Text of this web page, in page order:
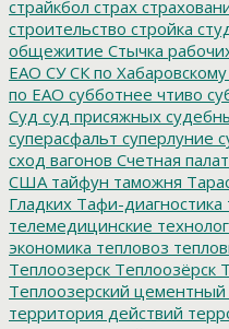
страйкбол страх
строительство стройка
общежитие Стычка
ЕАО СУ СК по
по ЕАО субботнее чтиво
Суд суд присяжных
суперасфальт суперлуние
сход вагонов Счетная
США тайфун таможня
Гладких Тафи-диагностика
телемедицинские
экономика тепловоз
Теплоозерск Теплоозёрск
Теплоозерский цементный
территория действий